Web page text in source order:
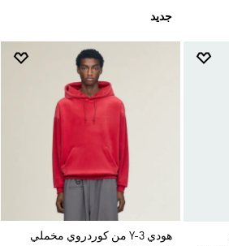
جديد
هودي Y-3 من كوردروي مخملي